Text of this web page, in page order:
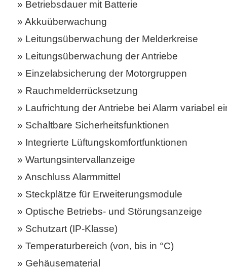
Betriebsdauer mit Batterie
Akkuüberwachung
Leitungsüberwachung der Melderkreise
Leitungsüberwachung der Antriebe
Einzelabsicherung der Motorgruppen
Rauchmelderrücksetzung
Laufrichtung der Antriebe bei Alarm variabel
Schaltbare Sicherheitsfunktionen
Integrierte Lüftungskomfortfunktionen
Wartungsintervallanzeige
Anschluss Alarmmittel
Steckplätze für Erweiterungsmodule
Optische Betriebs- und Störungsanzeige
Schutzart (IP-Klasse)
Temperaturbereich (von, bis in °C)
Gehäusematerial